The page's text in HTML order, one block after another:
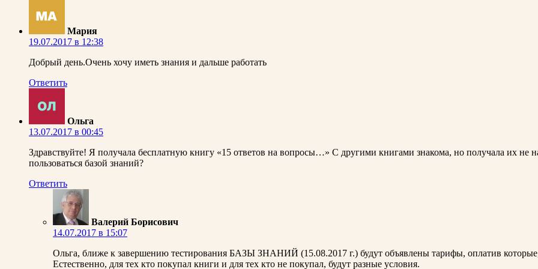
Мария
19.07.2017 в 12:38
Добрый день.Очень хочу иметь знания и дальше работать
Ответить
Ольга
13.07.2017 в 00:45
Здравствуйте! Я получала бесплатную книгу «15 ответов на вопросы…» С другими книгами знакома, но получала их не
пользоваться базой знаний?
Ответить
Валерий Борисович
14.07.2017 в 15:07
Ольга, ближе к завершению тестирования БАЗЫ ЗНАНИЙ (15.08.2017 г.) будут объявлены тарифы, оплатив
Естественно, для тех кто покупал книги и для тех кто не покупал, будут разные условия.